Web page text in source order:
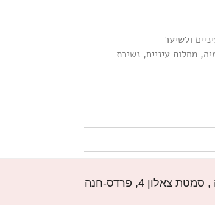
ולשיער
מחלות עיניים, נשירת
צאלון 4, פרדס-חנה